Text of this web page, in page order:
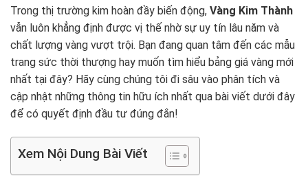
Trong thị trường kim hoàn đầy biến động, Vàng Kim Thành
vẫn luôn khẳng định được vị thế nhờ sự uy tín lâu năm và
chất lượng vàng vượt trội. Bạn đang quan tâm đến các mẫu
trang sức thời thượng hay muốn tìm hiểu bảng giá vàng mới
nhất tại đây? Hãy cùng chúng tôi đi sâu vào phân tích và
cập nhật những thông tin hữu ích nhất qua bài viết dưới đây
để có quyết định đầu tư đúng đắn!
Xem Nội Dung Bài Viết